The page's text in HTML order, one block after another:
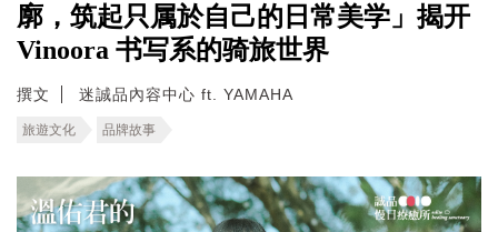
廓，筑起只属於自己的日常美学」揭开
Vinoora 书写系的骑旅世界
撰文 迷誠品內容中心 ft. YAMAHA
旅遊文化 品牌故事